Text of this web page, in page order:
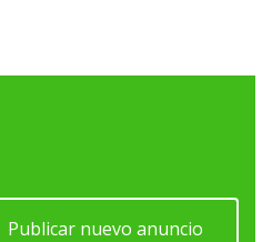
Publicar nuevo anuncio